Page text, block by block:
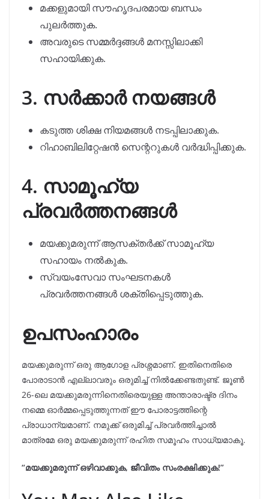
മക്കളുമായി സൗഹൃദപരമായ ബന്ധം
പുലർത്തുക.
അവരുടെ സമ്മർദ്ദങ്ങൾ മനസ്സിലാക്കി
സഹായിക്കുക.
3. സർക്കാർ നയങ്ങൾ
കടുത്ത ശിക്ഷ നിയമങ്ങൾ നടപ്പിലാക്കുക.
റിഹാബിലിറ്റേഷൻ സെന്ററുകൾ വർദ്ധിപ്പിക്കുക.
4. സാമൂഹ്യ
പ്രവർത്തനങ്ങൾ
മയക്കുമരുന്ന് ആസക്തർക്ക് സാമൂഹ്യ
സഹായം നൽകുക.
സ്വയംസേവാ സംഘടനകൾ
പ്രവർത്തനങ്ങൾ ശക്തിപ്പെടുത്തുക.
ഉപസംഹാരം
മയക്കുമരുന്ന് ഒരു ആഗോള പ്രശ്നമാണ്. ഇതിനെതിരെ
പോരാടാൻ എല്ലാവരും ഒരുമിച്ച് നിൽക്കേണ്ടതുണ്ട്. ജൂൺ
26-ലെ മയക്കുമരുന്നിനെതിരെയുള്ള അന്താരാഷ്ട്ര ദിനം
നമ്മെ ഓർമ്മപ്പെടുത്തുന്നത് ഈ പോരാട്ടത്തിന്റെ
പ്രാധാന്യമാണ്. നമുക്ക് ഒരുമിച്ച് പ്രവർത്തിച്ചാൽ
മാത്രമേ ഒരു മയക്കുമരുന്ന് രഹിത സമൂഹം സാധ്യമാകൂ.
“മയക്കുമരുന്ന് ഒഴിവാക്കുക, ജീവിതം സംരക്ഷിക്കുക!”